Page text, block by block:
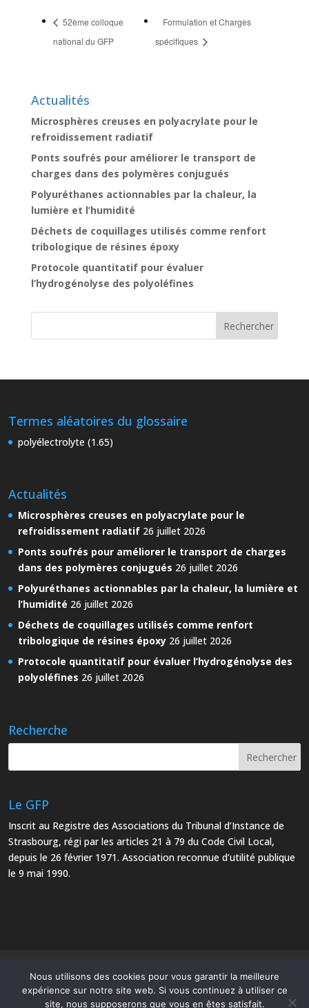
52ème colloque
national du GFP
Formulation et Charges
spécifiques
Actualités
Microsphères creuses en polyacrylate pour le
refroidissement radiatif
Ponts soufrés pour améliorer le transport de
charges dans des polymères conjugués
Polyuréthanes actionnables par la chaleur, la
lumière et l’humidité
Déchets de coquillages utilisés comme renfort
tribologique de résines époxy
Protocole quantitatif pour évaluer
l’hydrogénolyse des polyoléfines
Termes aléatoires du glossaire
polyélectrolyte (1.65)
Actualités
Microsphères creuses en polyacrylate pour le
refroidissement radiatif 26 juillet 2026
Ponts soufrés pour améliorer le transport de charges
dans des polymères conjugués 26 juillet 2026
Polyuréthanes actionnables par la chaleur, la lumière et
l’humidité 26 juillet 2026
Déchets de coquillages utilisés comme renfort
tribologique de résines époxy 26 juillet 2026
Protocole quantitatif pour évaluer l’hydrogénolyse des
polyoléfines 26 juillet 2026
Recherche
Le GFP
Inscrit au Registre des Associations du Tribunal d’Instance de
Strasbourg, régi par les articles 21 à 79 du Code Civil Local,
depuis le 26 février 1971. Association reconnue d’utilité publique
le 9 mai 1990.
Nous utilisons des cookies pour vous garantir la meilleure
expérience sur notre site web. Si vous continuez à utiliser ce
site, nous supposerons que vous en êtes satisfait.